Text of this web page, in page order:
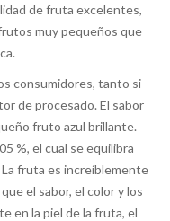
de fruta excelentes,
muy pequeños que
consumidores, tanto si
de procesado. El sabor
fruto azul brillante.
%, el cual se equilibra
La fruta es increíblemente
el sabor, el color y los
en la piel de la fruta, el